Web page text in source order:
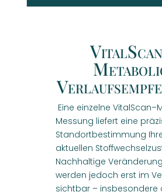
Eine einzelne
Messung liefert eine
Standortbestimmung
aktuellen
Nachhaltige
werden jedoch erst im
sichtbar – insbesondere